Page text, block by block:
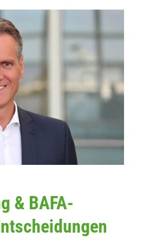
& BAFA-